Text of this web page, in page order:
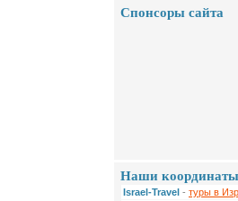
Спонсоры сайта
Наши координаты
Israel-Travel - туры в